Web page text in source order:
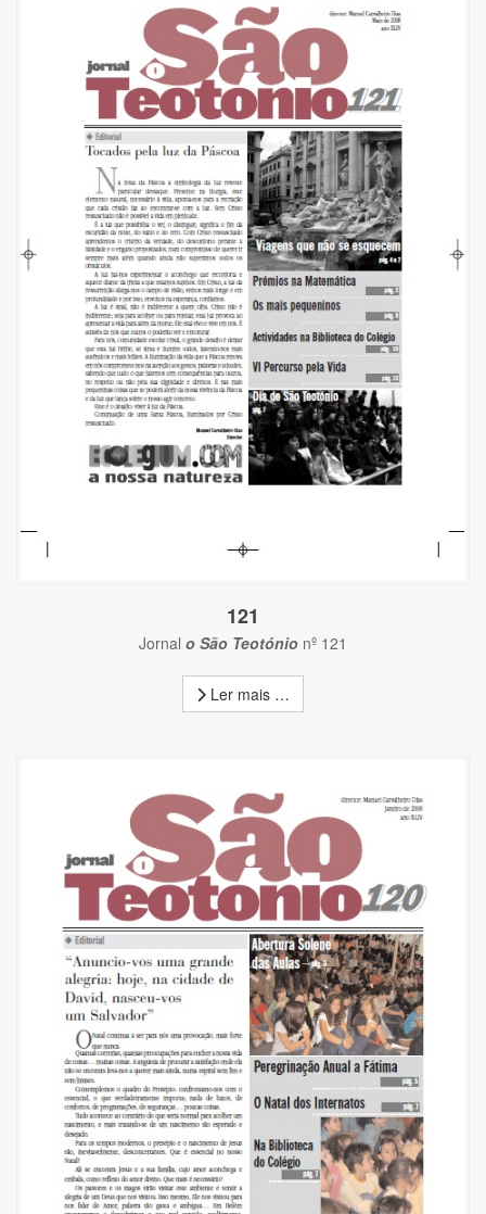
121
Jornal o São Teotónio nº 121
Ler mais …